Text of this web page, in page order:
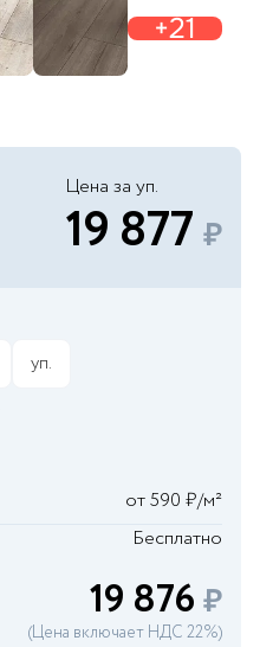
+21
Цена за уп.
19 877
уп.
от 590 ₽/м²
Бесплатно
19 876 ₽
(Цена включает НДС 22%)